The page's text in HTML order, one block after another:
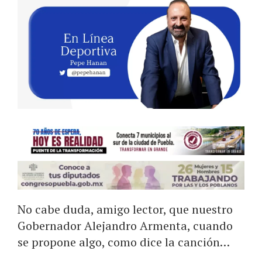
No cabe duda, amigo lector, que nuestro
Gobernador Alejandro Armenta, cuando
se propone algo, como dice la canción…